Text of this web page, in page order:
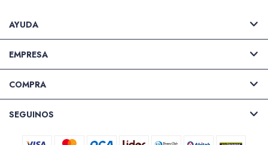
AYUDA
EMPRESA
COMPRA
SEGUINOS